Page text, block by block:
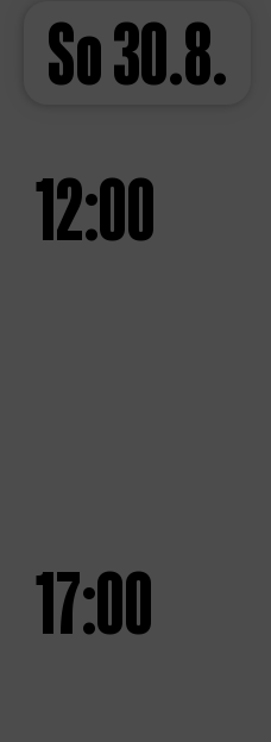
So30.8.
12:00
17:00